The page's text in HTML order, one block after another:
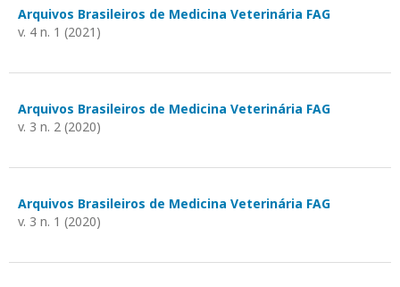
Arquivos Brasileiros de Medicina Veterinária FAG
v. 4 n. 1 (2021)
Arquivos Brasileiros de Medicina Veterinária FAG
v. 3 n. 2 (2020)
Arquivos Brasileiros de Medicina Veterinária FAG
v. 3 n. 1 (2020)